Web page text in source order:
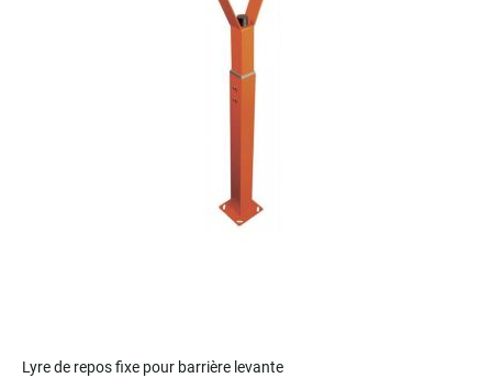
to
Lyre de repos fixe pour barrière levante